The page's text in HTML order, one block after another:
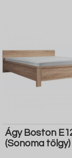
Ágy Boston
(Sonoma tölgy)